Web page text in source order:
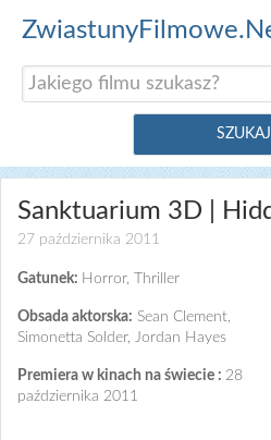
Sanktuarium 3D |
27 października 2011
Gatunek: Horror, Thriller
Obsada aktorska: Sean Clement,
Simonetta Solder, Jordan Hayes
Premiera w kinach na świecie : 28
października 2011